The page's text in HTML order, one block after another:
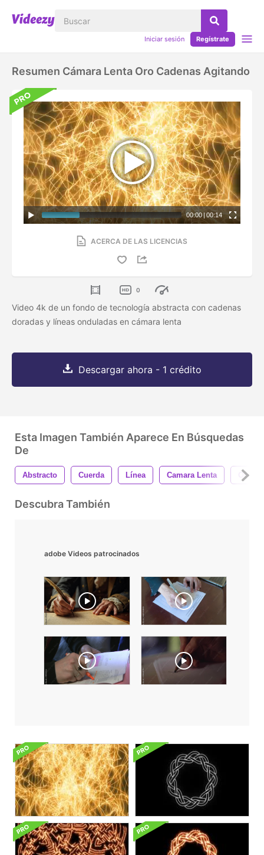
Iniciar sesión Regístrate
Resumen Cámara Lenta Oro Cadenas Agitando
00:00 | 00:14
ACERCA DE LAS LICENCIAS
0
Video 4k de un fondo de tecnología abstracta con cadenas
doradas y líneas onduladas en cámara lenta
Descargar ahora - 1 crédito
Esta Imagen También Aparece En Búsquedas
De
Abstracto Cuerda Línea Camara Lenta Oro
Descubra También
adobe Videos patrocinados